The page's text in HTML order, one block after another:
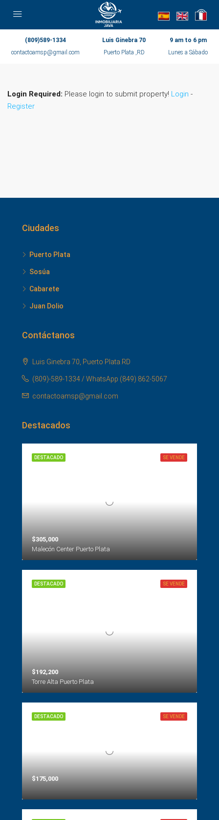
(809)589-1334
contactoamsp@gmail.com
Luis Ginebra 70
Puerto Plata ,RD
9 am to 6 pm
Lunes a Sábado
Login Required: Please login to submit property! Login -
Register
Ciudades
Puerto Plata
Sosúa
Cabarete
Juan Dolio
Contáctanos
Luis Ginebra 70, Puerto Plata.RD
(809)-589-1334 / WhatsApp (849) 862-5067
contactoamsp@gmail.com
Destacados
SE VENDE
DESTACADO
$305,000
Malecón Center Puerto Plata
SE VENDE
DESTACADO
$192,200
Torre Alta Puerto Plata
SE VENDE
DESTACADO
$175,000